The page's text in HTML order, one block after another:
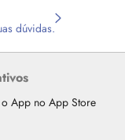
dúvidas.